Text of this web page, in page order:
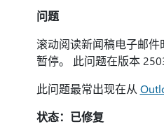
问题
滚动阅读新闻稿电子邮
暂停。 此问题在版本
此问题最常出现在从
状态：已修复